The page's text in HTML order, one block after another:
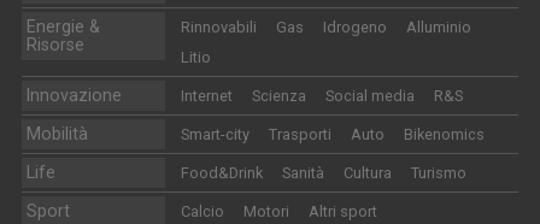
Energie &
Risorse
Rinnovabili Gas Idrogeno
Alluminio
Litio
Innovazione Internet Scienza Social media R&S
Mobilità Smart-city Trasporti Auto Bikenomics
Life Food&Drink Sanità Cultura Turismo
Sport Calcio Motori Altri sport